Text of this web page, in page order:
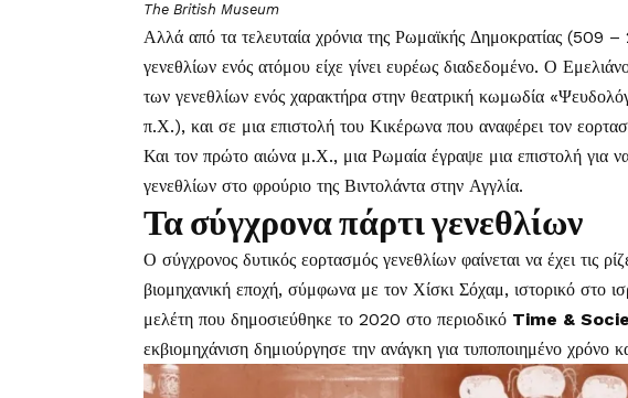
The British Museum
Αλλά από τα τελευταία χρόνια της Ρωμαϊκής Δημοκρατίας (509
γενεθλίων ενός ατόμου είχε γίνει ευρέως διαδεδομένο. Ο
των γενεθλίων ενός χαρακτήρα στην θεατρική κωμωδία
π.Χ.), και σε μια επιστολή του Κικέρωνα που αναφέρει τον
Και τον πρώτο αιώνα μ.Χ., μια Ρωμαία έγραψε μια επιστολή για
γενεθλίων στο φρούριο της Βιντολάντα στην Αγγλία.
Τα σύγχρονα πάρτι γενεθλίων
Ο σύγχρονος δυτικός εορτασμός γενεθλίων φαίνεται να έχει τις
βιομηχανική εποχή, σύμφωνα με τον Χίσκι Σόχαμ, ιστορικό στο
μελέτη που δημοσιεύθηκε το 2020 στο περιοδικό Time &
εκβιομηχάνιση δημιούργησε την ανάγκη για τυποποιημένο χρόνο